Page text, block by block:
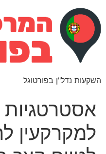
השקעות נדל"ן בפורטוגל
למקרקעין